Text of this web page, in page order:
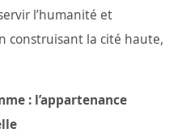
l’humanité et
construisant la cité haute,
: l’appartenance